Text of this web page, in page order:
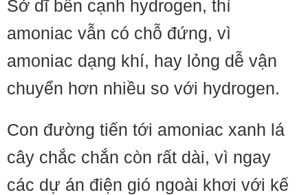
Sở dĩ bên cạnh hydrogen, thì
amoniac vẫn có chỗ đứng, vì
amoniac dạng khí, hay lỏng dễ vận
chuyển hơn nhiều so với hydrogen.
Con đường tiến tới amoniac xanh lá
cây chắc chắn còn rất dài, vì ngay
các dự án điện gió ngoài khơi với kế